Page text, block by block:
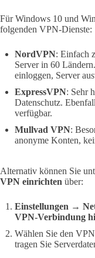
Für Windows 10 und
folgenden VPN-Dienste:
NordVPN: Einfach
Server in 60
einloggen, Server
ExpressVPN: Sehr
Datenschutz.
verfügbar.
Mullvad VPN:
anonyme Konten,
Alternativ können Sie
VPN einrichten über:
Einstellungen →
VPN-Verbindung
Wählen Sie den
tragen Sie